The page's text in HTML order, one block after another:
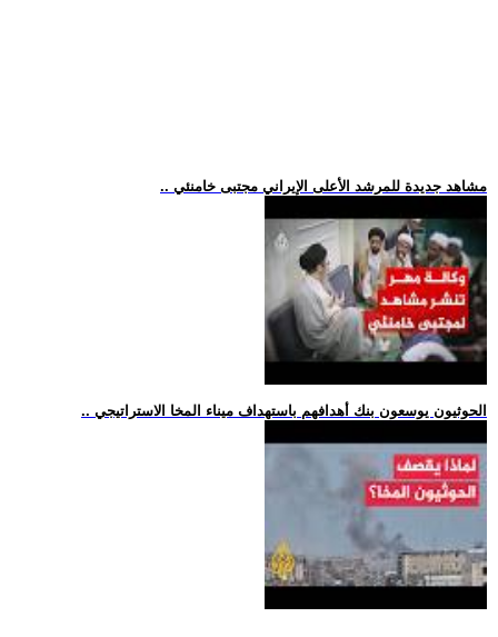
.. مشاهد جديدة للمرشد الأعلى الإيراني مجتبى خامنئي
.. الحوثيون يوسعون بنك أهدافهم باستهداف ميناء المخا الاستراتيجي